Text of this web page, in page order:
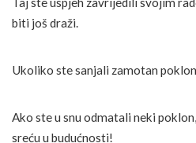
biti još draži.
Ukoliko ste sanjali zamotan
Ako ste u snu odmatali neki
sreću u budućnosti!